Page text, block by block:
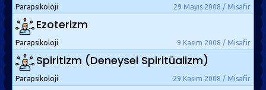
29 Mayıs 2008 / Misafir
Parapsikoloji
Ezoterizm
9 Kasım 2008 / Misafir
Parapsikoloji
Spiritizm (Deneysel Spiritüalizm)
29 Kasım 2008 / Misafir
Parapsikoloji